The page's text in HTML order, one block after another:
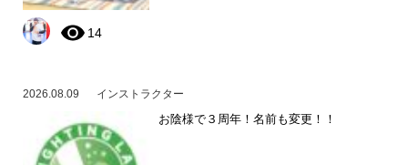
14
2026.08.09 インストラクター
お陰様で３周年！名前も変更！！